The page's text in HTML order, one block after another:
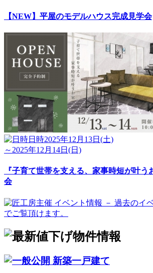
【NEW】平屋のモデルハウス完成見学会
日時2025年12月13日(土)
～2025年12月14日(日)
『子育て世帯を支える、家事時短が叶う
会
新築一戸建て